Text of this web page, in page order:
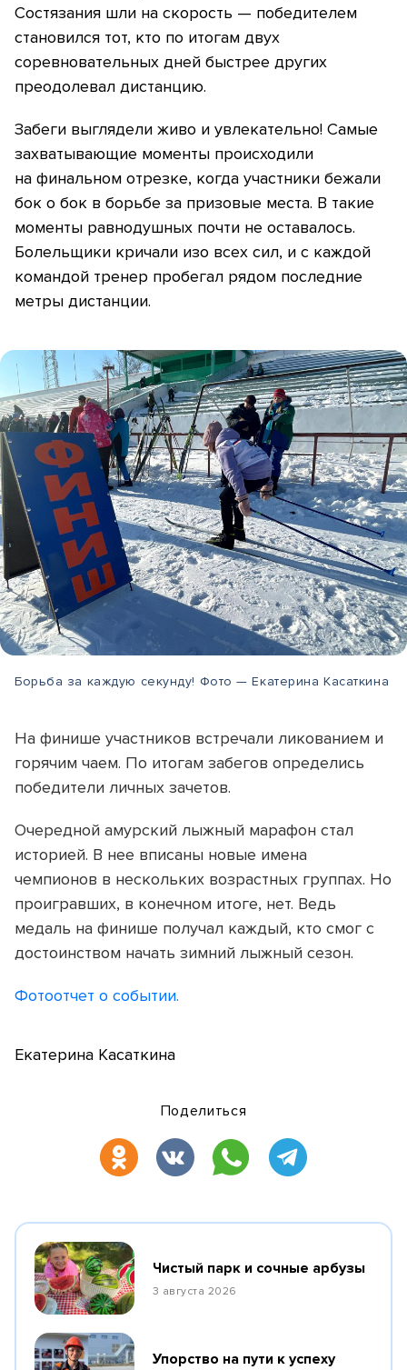
Состязания шли на скорость — победителем
становился тот, кто по итогам двух
соревновательных дней быстрее других
преодолевал дистанцию.
Забеги выглядели живо и увлекательно! Самые
захватывающие моменты происходили
на финальном отрезке, когда участники бежали
бок о бок в борьбе за призовые места. В такие
моменты равнодушных почти не оставалось.
Болельщики кричали изо всех сил, и с каждой
командой тренер пробегал рядом последние
метры дистанции.
Борьба за каждую секунду! Фото — Екатерина Касаткина
На финише участников встречали ликованием и
горячим чаем. По итогам забегов определись
победители личных зачетов.
Очередной амурский лыжный марафон стал
историей. В нее вписаны новые имена
чемпионов в нескольких возрастных группах. Но
проигравших, в конечном итоге, нет. Ведь
медаль на финише получал каждый, кто смог с
достоинством начать зимний лыжный сезон.
Фотоотчет о событии.
Екатерина Касаткина
Поделиться
Чистый парк и сочные арбузы
3 августа 2026
Упорство на пути к успеху